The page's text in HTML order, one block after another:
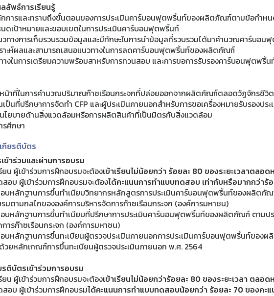
ลัพธ์การเรียนรู้
ลักการและทราบถึงขั้นตอนของการประเมินคาร์บอนฟุตพริ้นท์ของผลิตภัณฑ์ตามข้อกำห
ดเป้าหมายและขอบเขตในการประเมินคาร์บอนฟุตพริ้นท์
นวทางการเก็บรวบรวมข้อมูลและมีทักษะในการนำข้อมูลที่รวบรวมได้มาคำนวณคาร์บ
ราะห์ผลและสามารถเสนอแนวทางในการลดคาร์บอนฟุตพริ้นท์ของผลิตภัณฑ์
ทางในการเตรียมความพร้อมสาหรับการทวนสอบ และการขอการรับรองคาร์บอนฟุตพ
น้าที่ในการคำนวณปริมาณก๊าซเรือนกระจกที่ปล่อยออกจากผลิตภัณฑ์ตลอดวัฏจักรชีวิต
ป็นที่ปรึกษาการจัดทำ CFP และผู้ประเมินภายนอกสำหรับการขอเครื่องหมายรับรองปร
โยบายด้านสิ่งแวดล้อมหรือการผลิตสินค้าที่เป็นมิตรกับสิ่งแวดล้อม
รศึกษา
ยรติบัตร
าร่วมและผ่านการอบรม
ยน ผู้เข้าร่วมการฝึกอบรมจะต้องเข้าเรียนไม่น้อยกว่า ร้อยละ 80 ของระยะเวลาตลอ
อบ ผู้เข้าร่วมการฝึกอบรมจะต้องได้คะแนนการทำแบบทดสอบ เท่ากับหรือมากกว่าร้
บหลักฐานการขึ้นทำเนียบวิทยากรหลักสูตรการประเมินคาร์บอนฟุตพริ้นท์ของผลิตภัณ
ตามกลไกขององค์การบริหารจัดการก๊าซเรือนกระจก (องค์การมหาชน)
บหลักฐานการขึ้นทำเนียบที่ปรึกษาการประเมินคาร์บอนฟุตพริ้นท์ของผลิตภัณฑ์ ตาม
ารก๊าซเรือนกระจก (องค์การมหาชน)
บหลักฐานการขึ้นทะเบียนผู้ตรวจประเมินภายนอกการประเมินคาร์บอนฟุตพริ้นท์ข
วยหลักเกณฑ์การขึ้นทะเบียนผู้ตรวจประเมินภายนอก พ.ศ. 2564
ติบัตรเข้าร่วมการอบรม
ยน ผู้เข้าร่วมการฝึกอบรมจะต้องเข้าเรียนไม่น้อยกว่าร้อยละ 80 ของระยะเวลา ตลอ
อบ ผู้เข้าร่วมการฝึกอบรมได้คะแนนการทำแบบทดสอบน้อยกว่า ร้อยละ 70 ของคะ